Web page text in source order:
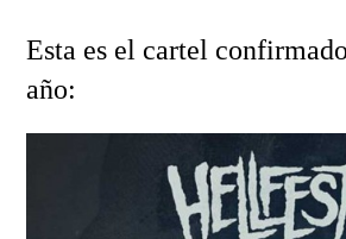
Esta es el cartel
año: